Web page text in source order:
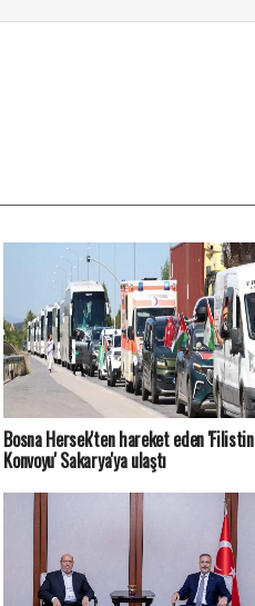
Bosna Hersek'ten hareket eden 'Filistin
Konvoyu' Sakarya'ya ulaştı